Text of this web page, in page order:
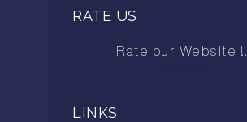
RATE US
Rate our Website !!
LINKS